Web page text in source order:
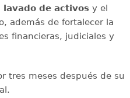
de activosy el
además de fortalecer la
financieras, judiciales y
tres meses después de su